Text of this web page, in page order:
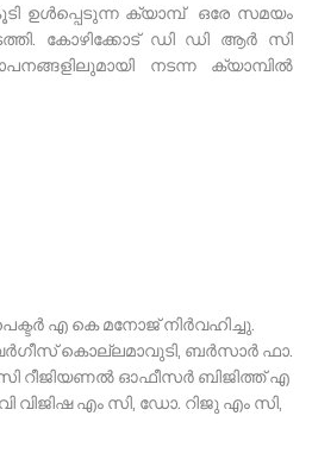
ഉൾപ്പെടുന്ന ക്യാമ്പ് ഒരേ സമയം
കോഴിക്കോട് ഡി ഡി ആർ സി
നടന്ന ക്യാമ്പിൽ
എ കെ മനോജ്‌ നിർവഹിച്ചു.
കൊല്ലമാവുടി, ബർസാർ ഫാ.
റീജിയണൽ ഓഫീസർ ബിജിത്ത് എ
വിജിഷ എം സി, ഡോ. റിജു എം സി,